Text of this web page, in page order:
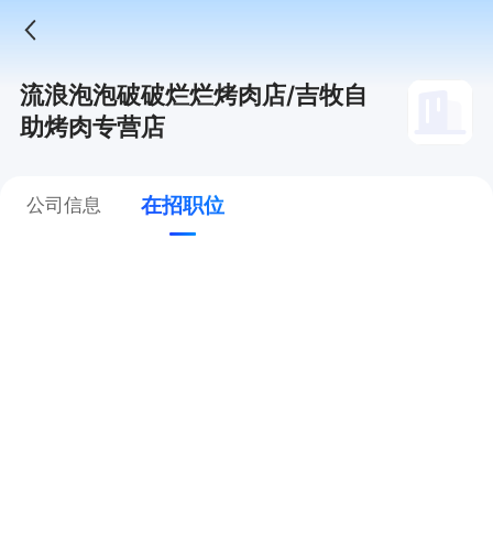
流浪泡泡破破烂烂烤肉店/吉牧自
助烤肉专营店
公司信息 在招职位